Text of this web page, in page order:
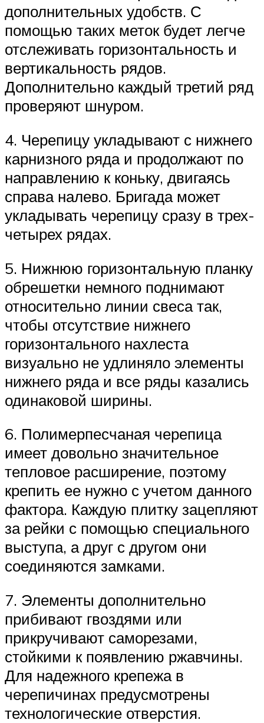
дополнительных удобств. С
помощью таких меток будет легче
отслеживать горизонтальность и
вертикальность рядов.
Дополнительно каждый третий ряд
проверяют шнуром.
4. Черепицу укладывают с нижнего
карнизного ряда и продолжают по
направлению к коньку, двигаясь
справа налево. Бригада может
укладывать черепицу сразу в трех-
четырех рядах.
5. Нижнюю горизонтальную планку
обрешетки немного поднимают
относительно линии свеса так,
чтобы отсутствие нижнего
горизонтального нахлеста
визуально не удлиняло элементы
нижнего ряда и все ряды казались
одинаковой ширины.
6. Полимерпесчаная черепица
имеет довольно значительное
тепловое расширение, поэтому
крепить ее нужно с учетом данного
фактора. Каждую плитку зацепляют
за рейки с помощью специального
выступа, а друг с другом они
соединяются замками.
7. Элементы дополнительно
прибивают гвоздями или
прикручивают саморезами,
стойкими к появлению ржавчины.
Для надежного крепежа в
черепичинах предусмотрены
технологические отверстия.